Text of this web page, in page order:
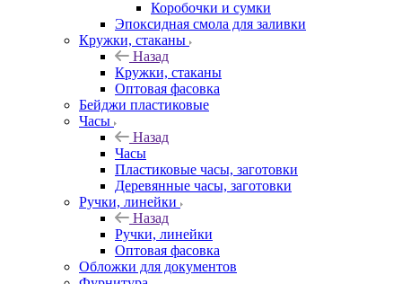
Коробочки и сумки
Эпоксидная смола для заливки
Кружки, стаканы
Назад
Кружки, стаканы
Оптовая фасовка
Бейджи пластиковые
Часы
Назад
Часы
Пластиковые часы, заготовки
Деревянные часы, заготовки
Ручки, линейки
Назад
Ручки, линейки
Оптовая фасовка
Обложки для документов